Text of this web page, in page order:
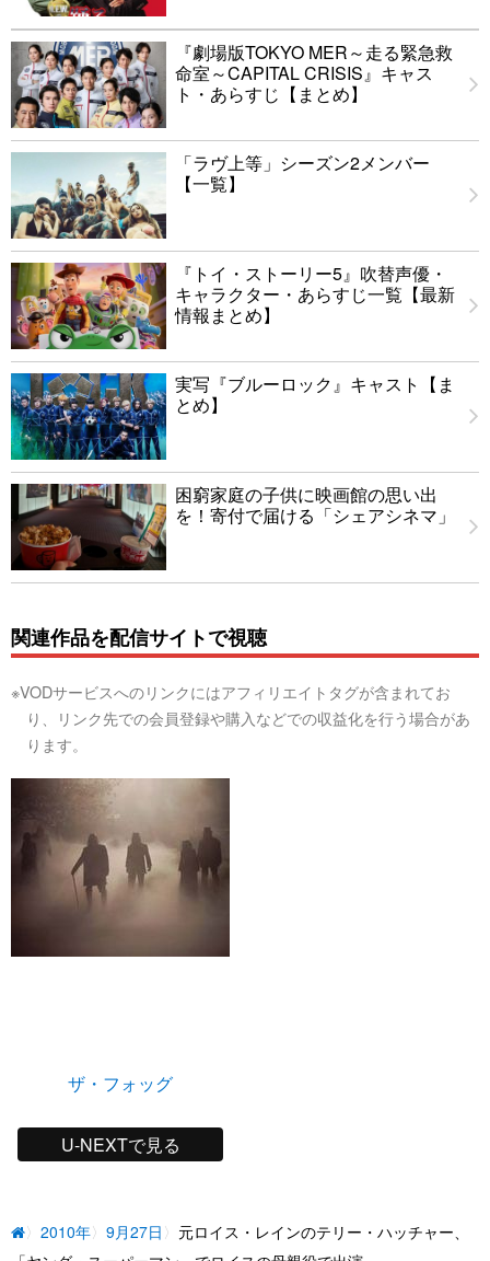
『劇場版TOKYO MER～走る緊急救
命室～CAPITAL CRISIS』キャス
ト・あらすじ【まとめ】
「ラヴ上等」シーズン2メンバー
【一覧】
『トイ・ストーリー5』吹替声優・
キャラクター・あらすじ一覧【最新
情報まとめ】
実写『ブルーロック』キャスト【ま
とめ】
困窮家庭の子供に映画館の思い出
を！寄付で届ける「シェアシネマ」
関連作品を配信サイトで視聴
※VODサービスへのリンクにはアフィリエイトタグが含まれてお
り、リンク先での会員登録や購入などでの収益化を行う場合があ
ります。
ザ・フォッグ
U-NEXTで見る
2010年 9月27日
元ロイス・レインのテリー・ハッチャー、